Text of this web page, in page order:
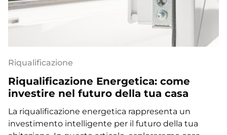
Riqualificazione
Riqualificazione Energetica: come
investire nel futuro della tua casa
La riqualificazione energetica rappresenta un
investimento intelligente per il futuro della tua